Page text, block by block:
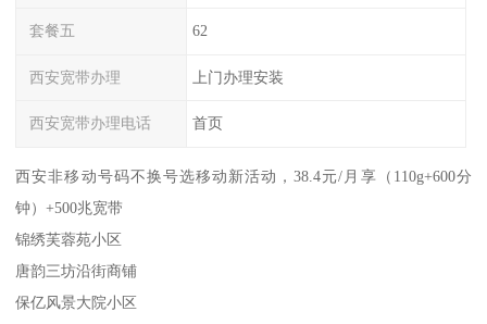
套餐五 62
西安宽带办理 上门办理安装
西安宽带办理电话 首页
西安非移动号码不换号选移动新活动，38.4元/月享（110g+600分
钟）+500兆宽带
锦绣芙蓉苑小区
唐韵三坊沿街商铺
保亿风景大院小区